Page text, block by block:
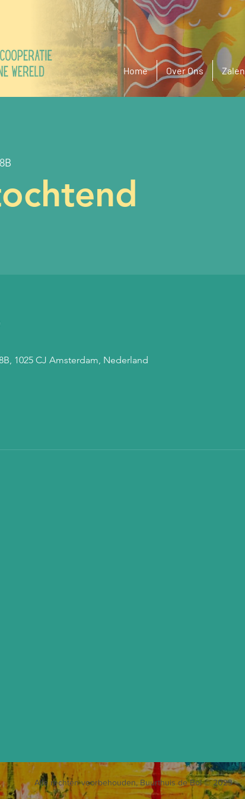
Home Over Ons Zalen
1025 CJ Amsterdam, Nederland
Alle rechten voorbehouden, Buurthuis de Bol © 2023